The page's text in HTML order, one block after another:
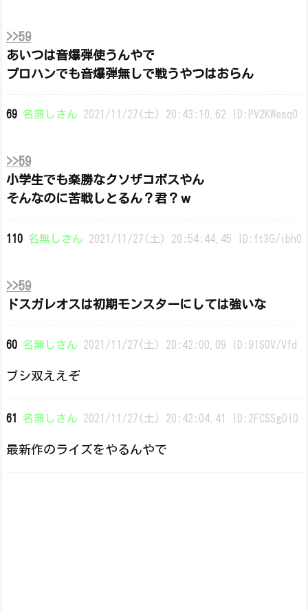
>>59
あいつは音爆弾使うんやで
プロハンでも音爆弾無しで戦うやつはおらん
69 名無しさん 2021/11/27(土) 20:43:10.62 ID:PV2KWesq0
>>59
小学生でも楽勝なクソザコボスやん
そんなのに苦戦しとるん？君？ｗ
110 名無しさん 2021/11/27(土) 20:54:44.45 ID:ft3G/ibh0
>>59
ドスガレオスは初期モンスターにしては強いな
60 名無しさん 2021/11/27(土) 20:42:00.09 ID:9IS0V/Vfd
ブシ双ええぞ
61 名無しさん 2021/11/27(土) 20:42:04.41 ID:2FCSSgOl0
最新作のライズをやるんやで